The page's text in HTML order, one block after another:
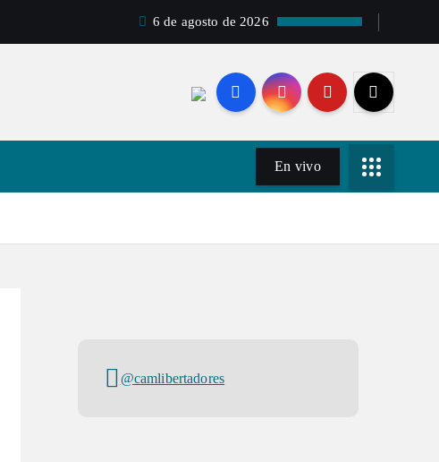
6 de agosto de 2026
En vivo
@camlibertadores